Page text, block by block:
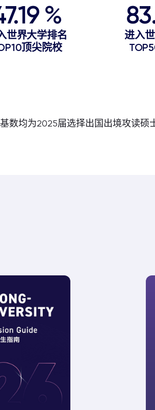
%
世界大学排名
顶尖院校
进入
数均为2025届选择出国出境攻读硕